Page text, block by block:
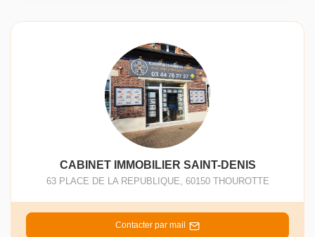
CABINET IMMOBILIER SAINT-DENIS
63 PLACE DE LA REPUBLIQUE, 60150 THOUROTTE
Contacter par mail